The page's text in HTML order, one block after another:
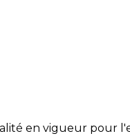
en vigueur pour